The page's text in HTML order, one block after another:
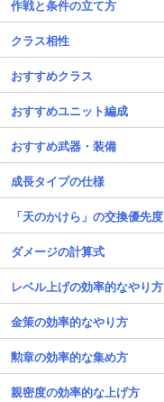
作戦と条件の立て方
クラス相性
おすすめクラス
おすすめユニット編成
おすすめ武器・装備
成長タイプの仕様
「天のかけら」の交換優先度
ダメージの計算式
レベル上げの効率的なやり方
金策の効率的なやり方
勲章の効率的な集め方
親密度の効率的な上げ方